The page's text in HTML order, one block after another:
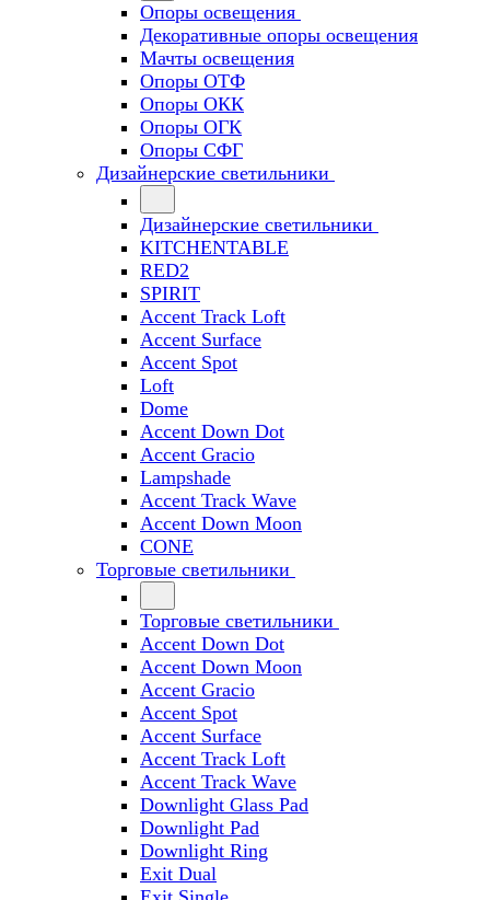
Опоры освещения
Декоративные опоры освещения
Мачты освещения
Опоры ОТФ
Опоры ОКК
Опоры ОГК
Опоры СФГ
Дизайнерские светильники
Дизайнерские светильники
KITCHENTABLE
RED2
SPIRIT
Accent Track Loft
Accent Surface
Accent Spot
Loft
Dome
Accent Down Dot
Accent Gracio
Lampshade
Accent Track Wave
Accent Down Moon
CONE
Торговые светильники
Торговые светильники
Accent Down Dot
Accent Down Moon
Accent Gracio
Accent Spot
Accent Surface
Accent Track Loft
Accent Track Wave
Downlight Glass Pad
Downlight Pad
Downlight Ring
Exit Dual